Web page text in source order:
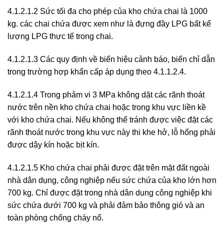
4.1.2.1.2 Sức tối đa cho phép của kho chứa chai là 1000
kg. các chai chứa được xem như là đựng đầy LPG bất kể
lượng LPG thực tế trong chai.
4.1.2.1.3 Các quy định về biển hiệu cảnh báo, biển chỉ dẫn
trong trường hợp khẩn cấp áp dụng theo 4.1.1.2.4.
4.1.2.1.4 Trong phảm vi 3 MPa không dặt các rãnh thoát
nước trên nền kho chứa chai hoặc trong khu vực liền kề
với kho chứa chai. Nếu không thể tránh được việc đặt các
rãnh thoát nước trong khu vực này thi khe hở, lỗ hổng phải
được dậy kín hoặc bịt kín.
4.1.2.1.5 Kho chứa chai phải được đặt trên mặt đất ngoài
nhà dân dụng, công nghiệp nếu sức chứa của kho lớn hơn
700 kg. Chỉ được đặt trong nhà dân dụng công nghiệp khi
sức chứa dưới 700 kg và phải đảm bảo thông gió và an
toàn phòng chống cháy nổ.